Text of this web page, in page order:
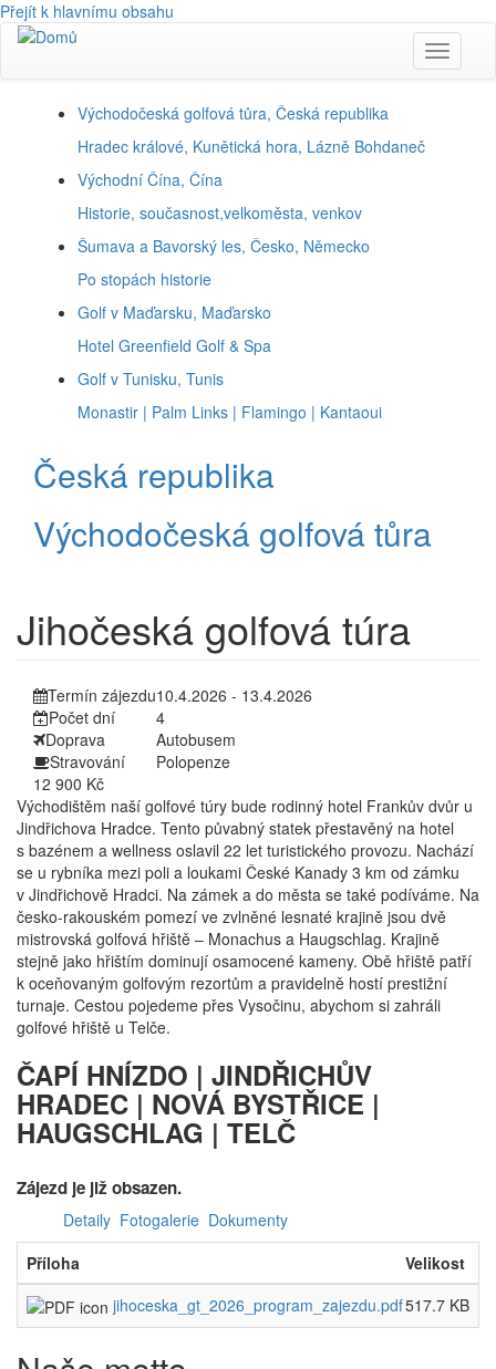
Přejít k hlavnímu obsahu
Toggle
Východočeská golfová tůra, Česká republika
Hradec králové, Kunětická hora, Lázně Bohdaneč
Východní Čína, Čína
Historie, současnost,velkoměsta, venkov
Šumava a Bavorský les, Česko, Německo
Po stopách historie
Golf v Maďarsku, Maďarsko
Hotel Greenfield Golf & Spa
Golf v Tunisku, Tunis
Monastir | Palm Links | Flamingo | Kantaoui
Česká republika
Východočeská golfová tůra
Jihočeská golfová túra
Termín zájezdu10.4.2026 - 13.4.2026
Počet dní
4
Doprava
Autobusem
Stravování
Polopenze
12 900 Kč
Východištěm naší golfové túry bude rodinný hotel Frankův dvůr u
Jindřichova Hradce. Tento půvabný statek přestavěný na hotel
s bazénem a wellness oslavil 22 let turistického provozu. Nachází
se u rybníka mezi poli a loukami České Kanady 3 km od zámku
v Jindřichově Hradci. Na zámek a do města se také podíváme. Na
česko-rakouském pomezí ve zvlněné lesnaté krajině jsou dvě
mistrovská golfová hřiště – Monachus a Haugschlag. Krajině
stejně jako hřištím dominují osamocené kameny. Obě hřiště patří
k oceňovaným golfovým rezortům a pravidelně hostí prestižní
turnaje. Cestou pojedeme přes Vysočinu, abychom si zahráli
golfové hřiště u Telče.
ČAPÍ HNÍZDO | JINDŘICHŮV
HRADEC | NOVÁ BYSTŘICE |
HAUGSCHLAG | TELČ
Zájezd je již obsazen.
Detaily Fotogalerie Dokumenty
Příloha
Velikost
jihoceska_gt_2026_program_zajezdu.pdf517.7 KB